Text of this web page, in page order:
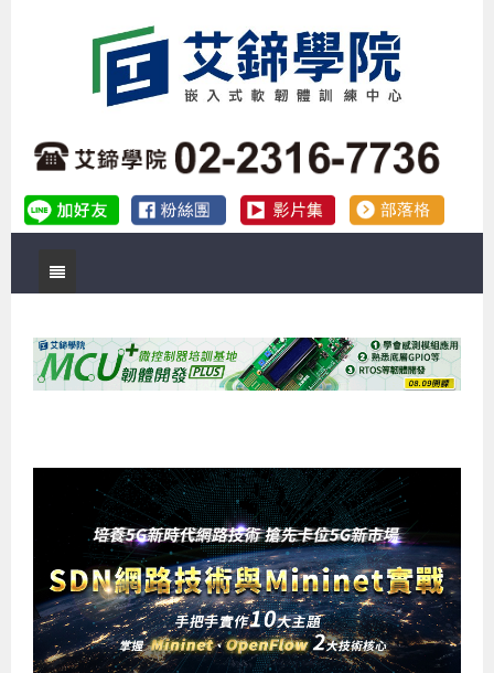
關於艾鍗
儲備講師計劃
最新補助課程
師資介紹
開發板介紹
環境設備
最新職缺
艾鍗新聞
課程說明會
政府補助職訓說明會
嵌入式Linux開發系列課程
[學程] 嵌入式Linux開發實務
Linux系統建置實務
Linux系統程式設計
Linux驅動程式設計實戰
MCU韌體設計系列課程
ARM MCU單晶片韌體開發
USB韌體設計
STM32嵌入式開發實戰
硬體/IC設計系列課程
全能電路設計實戰班
FPGA 數位IC設計實戰
AI人工智慧系列課程
iPAS AI應用規劃師能力鑑定課程
iPAS經濟部產業人才能力鑑定
熱門課程
讓 AI 成為你的數位同事
AI雲端原生與MLOps自動化實務
n8n 零基礎工作自動化實戰班
Vibe Coding：AI 協作全端開發實戰班
數位課程總覽
嵌入式Linux開發系列
嵌入式Linux學程(數位豪華版)
Linux系統程式設計
MCU韌體開發系列
MCU韌體設計
AI人工智慧系列課程
待業青年職訓課程(29歲以下)
Kubernetes工程師養成班
[假日班]AI邊緣運算實作TensorFlow Lite for MCU
[假日班]物聯網資訊安全實務
企業服務
企業教育訓練
企業儲值優惠方案
艾鍗企業VIP會員
研討活動
學員專區
會員優惠
前進校園